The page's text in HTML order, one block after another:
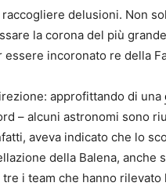
delusioni. Non
la corona del più
incoronato re della
approfittando di una
– alcuni astronomi sono
aveva indicato che lo
della Balena, anche
i team che hanno rilevato